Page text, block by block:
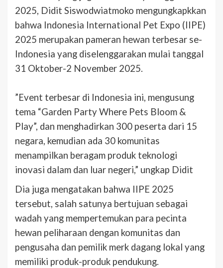
2025, Didit Siswodwiatmoko mengungkapkkan
bahwa Indonesia International Pet Expo (IIPE)
2025 merupakan pameran hewan terbesar se-
Indonesia yang diselenggarakan mulai tanggal
31 Oktober-2 November 2025.
‎”Event terbesar di Indonesia ini, ‎mengusung
tema “Garden Party Where Pets Bloom &
Play”, dan menghadirkan 300 peserta dari 15
negara, kemudian ada 30 komunitas
menampilkan beragam produk teknologi
inovasi dalam dan luar negeri,” ungkap Didit
Dia juga mengatakan bahwa IIPE 2025
tersebut, salah satunya bertujuan sebagai
wadah yang mempertemukan para pecinta
hewan peliharaan dengan komunitas dan
pengusaha dan pemilik merk dagang lokal yang
memiliki produk-produk pendukung.